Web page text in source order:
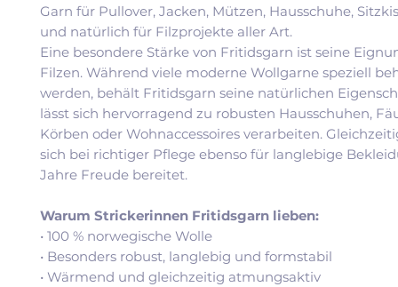
Garn für Pullover, Jacken, Mützen, Hausschuhe,
und natürlich für Filzprojekte aller Art.
Eine besondere Stärke von Fritidsgarn ist seine
Filzen. Während viele moderne Wollgarne speziell
werden, behält Fritidsgarn seine natürlichen
lässt sich hervorragend zu robusten Hausschuhen,
Körben oder Wohnaccessoires verarbeiten.
sich bei richtiger Pflege ebenso für langlebige
Jahre Freude bereitet.
Warum Strickerinnen Fritidsgarn lieben:
• 100 % norwegische Wolle
• Besonders robust, langlebig und formstabil
• Wärmend und gleichzeitig atmungsaktiv